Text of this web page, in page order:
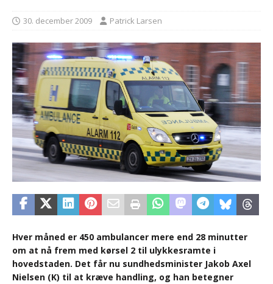
30. december 2009 Patrick Larsen
Hver måned er 450 ambulancer mere end 28 minutter
om at nå frem med kørsel 2 til ulykkesramte i
hovedstaden. Det får nu sundhedsminister Jakob Axel
Nielsen (K) til at kræve handling, og han betegner